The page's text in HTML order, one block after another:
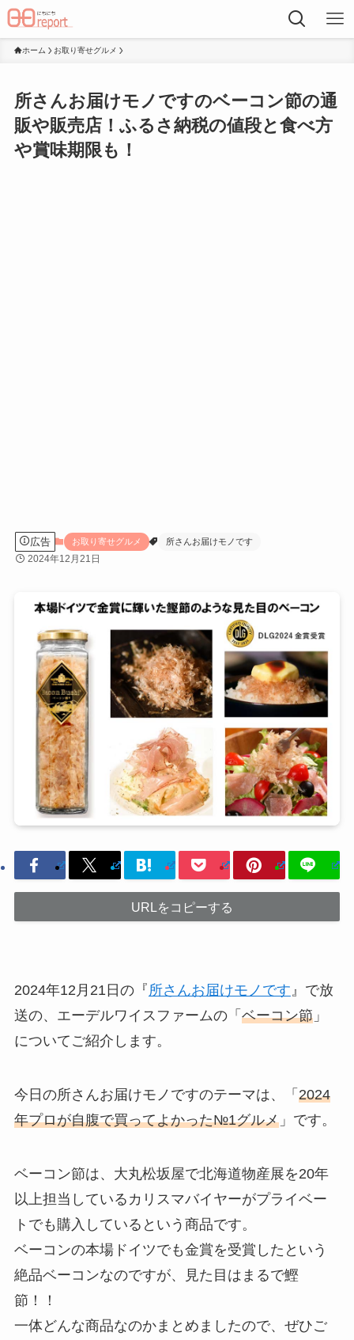
ホーム お取り寄せグルメ
所さんお届けモノですのベーコン節の通
販や販売店！ふるさ納税の値段と食べ方
や賞味期限も！
広告 お取り寄せグルメ 所さんお届けモノです
2024年12月21日
URLをコピーする
2024年12月21日の『所さんお届けモノです』で放
送の、エーデルワイスファームの「 ベーコン節」
についてご紹介します。
今日の所さんお届けモノですのテーマは、「 2024
年プロが自腹で買ってよかった№1グルメ」です。
ベーコン節は、大丸松坂屋で北海道物産展を20年
以上担当しているカリスマバイヤーがプライベー
トでも購入しているという商品です。
ベーコンの本場ドイツでも金賞を受賞したという
絶品ベーコンなのですが、見た目はまるで鰹
節！！
一体どんな商品なのかまとめましたので、ぜひご